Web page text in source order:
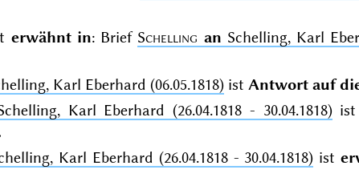
erwähnt in: Brief Schelling an Schelling, Karl
Karl Eberhard (06.05.1818)ist Antwort auf
Karl Eberhard (26.04.1818 - 30.04.1818)ist
Karl Eberhard (26.04.1818 - 30.04.1818) ist